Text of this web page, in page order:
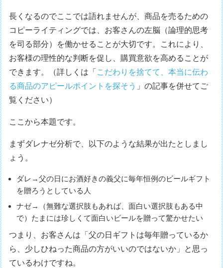
長くなるのでここでは語れませんが、商品を売るための
コピーライティングでは、お客さんの左脳（論理的思考
を司る部分）を働かせることが大切です。これにより、
お客様の理性的な判断を促し、購買意欲を高めることが
できます。（詳しくは「 こだわりを捨てて、本当に伝わ
る商品のアピールポイントを探そう 」の記事を併せてご
覧ください）
ここから本題です。
まずダレナゼ分析で、以下のような結果が出たとしまし
ょう。
ダレ→父の日にお酒好きの義父に毎年恒例のビールギフト
を贈ろうとしている人
ナゼ→（無難な選択肢もあれば、面白い選択肢もある中
で）たまには珍しくて面白いビールを贈って驚かせたい
つまり、お客さんは「父の日ギフトは毎年贈っているか
ら、少しひねった商品の方がいいのではないか」と思っ
ているわけですね。